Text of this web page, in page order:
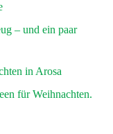
– und ein paar
in Arosa
für Weihnachten.